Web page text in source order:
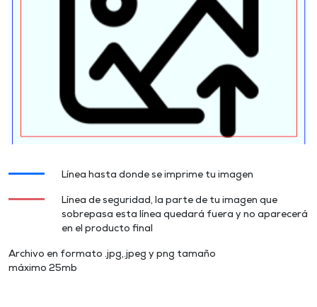
Línea hasta donde se imprime tu imagen
Línea de seguridad, la parte de tu imagen que
sobrepasa esta línea quedará fuera y no aparecerá
en el producto final
Archivo en formato .jpg,.jpeg y png tamaño
máximo 25mb